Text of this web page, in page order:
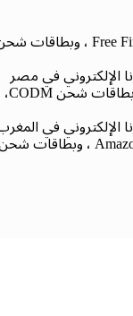
الإلكتروني في مصر
الإلكتروني في